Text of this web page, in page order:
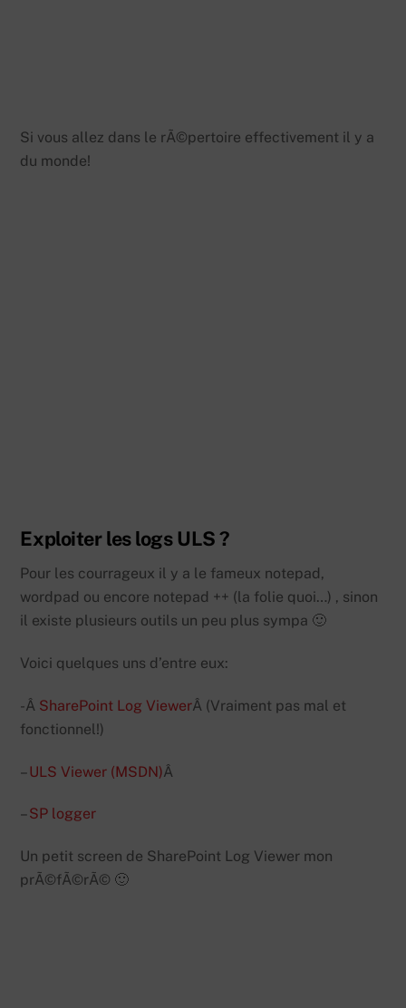
Si vous allez dans le rÃ©pertoire effectivement il y a
du monde!
Exploiter les logs ULS ?
Pour les courrageux il y a le fameux notepad,
wordpad ou encore notepad ++ (la folie quoi…) , sinon
il existe plusieurs outils un peu plus sympa 🙂
Voici quelques uns d’entre eux:
-Â SharePoint Log ViewerÂ (Vraiment pas mal et
fonctionnel!)
–ULS Viewer (MSDN)Â
–SP logger
Un petit screen de SharePoint Log Viewer mon
prÃ©fÃ©rÃ© 🙂